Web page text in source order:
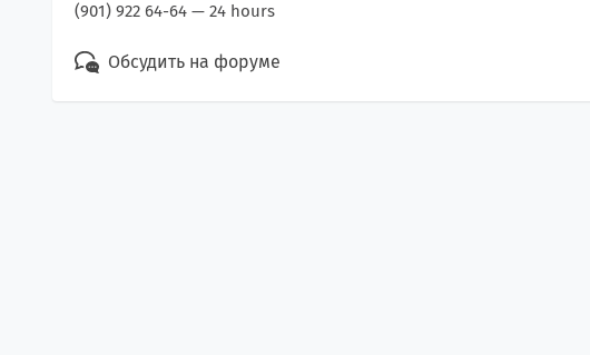
(901) 922 64-64 — 24 hours
Обсудить на форуме